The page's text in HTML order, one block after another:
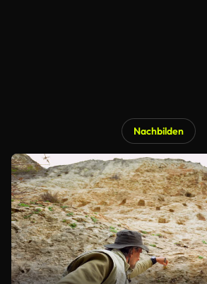
Nachbilden